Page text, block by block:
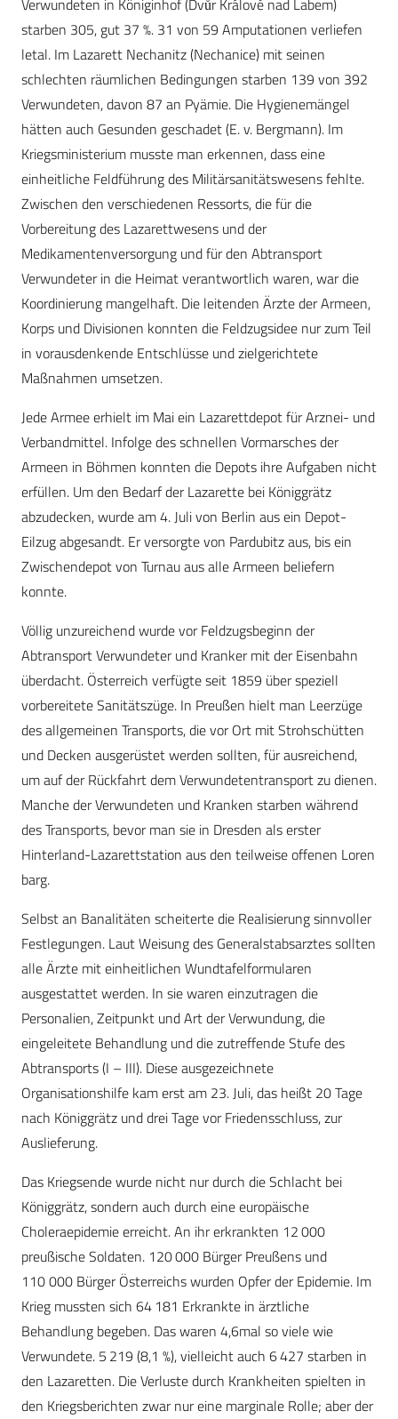
Verwundeten in Königinhof (Dvůr Králové nad Labem)
starben 305, gut 37 %. 31 von 59 Amputationen verliefen
letal. Im Lazarett Nechanitz (Nechanice) mit seinen
schlechten räumlichen Bedingungen starben 139 von 392
Verwundeten, davon 87 an Pyämie. Die Hygienemängel
hätten auch Gesunden geschadet (E. v. Bergmann). Im
Kriegsministerium musste man erkennen, dass eine
einheitliche Feldführung des Militärsanitätswesens fehlte.
Zwischen den verschiedenen Ressorts, die für die
Vorbereitung des Lazarettwesens und der
Medikamentenversorgung und für den Abtransport
Verwundeter in die Heimat verantwortlich waren, war die
Koordinierung mangelhaft. Die leitenden Ärzte der Armeen,
Korps und Divisionen konnten die Feldzugsidee nur zum Teil
in vorausdenkende Entschlüsse und zielgerichtete
Maßnahmen umsetzen.
Jede Armee erhielt im Mai ein Lazarettdepot für Arznei- und
Verbandmittel. Infolge des schnellen Vormarsches der
Armeen in Böhmen konnten die Depots ihre Aufgaben nicht
erfüllen. Um den Bedarf der Lazarette bei Königgrätz
abzudecken, wurde am 4. Juli von Berlin aus ein Depot-
Eilzug abgesandt. Er versorgte von Pardubitz aus, bis ein
Zwischendepot von Turnau aus alle Armeen beliefern
konnte.
Völlig unzureichend wurde vor Feldzugsbeginn der
Abtransport Verwundeter und Kranker mit der Eisenbahn
überdacht. Österreich verfügte seit 1859 über speziell
vorbereitete Sanitätszüge. In Preußen hielt man Leerzüge
des allgemeinen Transports, die vor Ort mit Strohschütten
und Decken ausgerüstet werden sollten, für ausreichend,
um auf der Rückfahrt dem Verwundetentransport zu dienen.
Manche der Verwundeten und Kranken starben während
des Transports, bevor man sie in Dresden als erster
Hinterland-Lazarettstation aus den teilweise offenen Loren
barg.
Selbst an Banalitäten scheiterte die Realisierung sinnvoller
Festlegungen. Laut Weisung des Generalstabsarztes sollten
alle Ärzte mit einheitlichen Wundtafelformularen
ausgestattet werden. In sie waren einzutragen die
Personalien, Zeitpunkt und Art der Verwundung, die
eingeleitete Behandlung und die zutreffende Stufe des
Abtransports (I – III). Diese ausgezeichnete
Organisationshilfe kam erst am 23. Juli, das heißt 20 Tage
nach Königgrätz und drei Tage vor Friedensschluss, zur
Auslieferung.
Das Kriegsende wurde nicht nur durch die Schlacht bei
Königgrätz, sondern auch durch eine europäische
Choleraepidemie erreicht. An ihr erkrankten 12 000
preußische Soldaten. 120 000 Bürger Preußens und
110 000 Bürger Österreichs wurden Opfer der Epidemie. Im
Krieg mussten sich 64 181 Erkrankte in ärztliche
Behandlung begeben. Das waren 4,6mal so viele wie
Verwundete. 5 219 (8,1 %), vielleicht auch 6 427 starben in
den Lazaretten. Die Verluste durch Krankheiten spielten in
den Kriegsberichten zwar nur eine marginale Rolle; aber der